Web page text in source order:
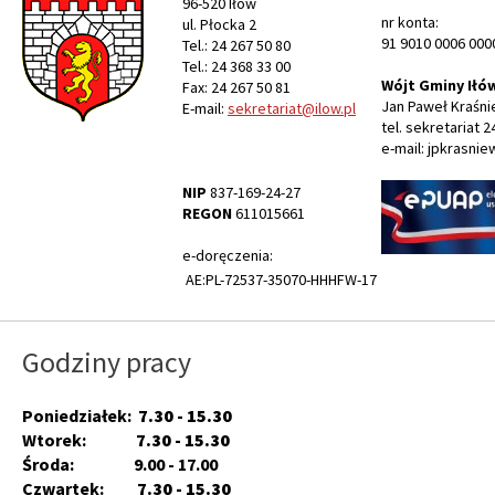
ul. Płocka 2
Tel.: 24 267 50 80
Tel.: 24 368 33 00
Fax: 24 267 50 81
E-mail: sekretariat@ilow.pl
NIP 837-169-24-27
REGON611015661
e-doręczenia:
AE:PL-72537-35070-HHHFW-17
nr konta:
91 9010 0006
Wójt Gminy
Jan Paweł
tel. sekretariat
e-mail:
Godziny pracy
Poniedziałek: 7.30 - 15.30
Wtorek: 7.30 - 15.30
Środa: 9.00 - 17.00
Czwartek: 7.30 - 15.30